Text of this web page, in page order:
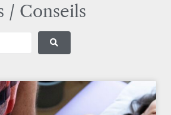
/ Conseils